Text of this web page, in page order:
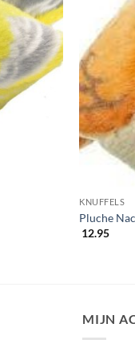
KNUFFELS
Pluche
12.95
MIJN